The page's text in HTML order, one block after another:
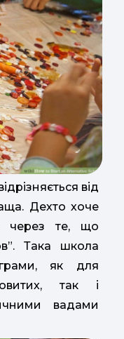
від
Дехто хоче
через те, що
Така школа
як для
так і
вадами